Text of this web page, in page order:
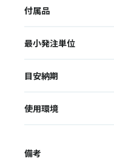
付属品
最小発注単位
目安納期
使用環境
備考